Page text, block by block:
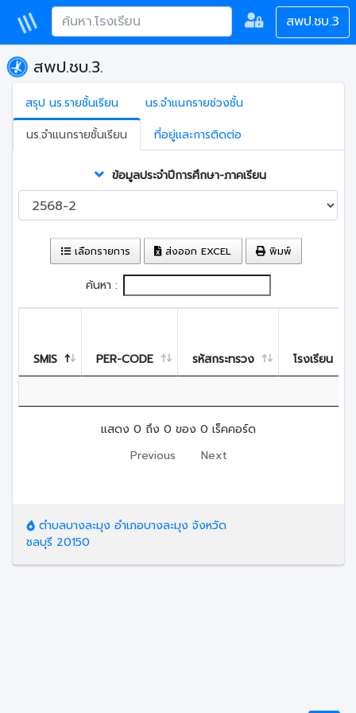
สพป.ชบ.3
สพป.ชบ.3.
สรุป นร.รายชั้นเรียน
นร.จำแนกรายช่วงชั้น
นร.จำแนกรายชั้นเรียน
ที่อยู่และการติดต่อ
ข้อมูลประจำปีการศึกษา-ภาคเรียน
เลือกรายการ ส่งออก EXCEL พิมพ์
ค้นหา :
SMIS PER-CODE รหัสกระทรวง โรงเรียน
แสดง 0 ถึง 0 ของ 0 เร็คคอร์ด
Previous
Next
ตำบลบางละมุง อำเภอบางละมุง จังหวัด
ชลบุรี 20150